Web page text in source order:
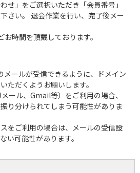
せ」をご選択いただき「会員番号」
さい。 退会作業を行い、完了後メー
時間を頂戴しております。
メールが受信できるように、ドメイン
ただくようお願いします。
ール、Gmail等）をご利用の場合、
り分けられてしまう可能性がありま
をご利用の場合は、メールの受信設
い可能性があります。